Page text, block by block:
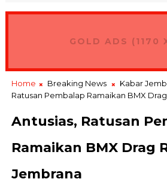
GOLD ADS (1170
Home Breaking News Kabar
Ratusan Pembalap Ramaikan BMX
Antusias, Ratusan
Ramaikan BMX Drag
Jembrana